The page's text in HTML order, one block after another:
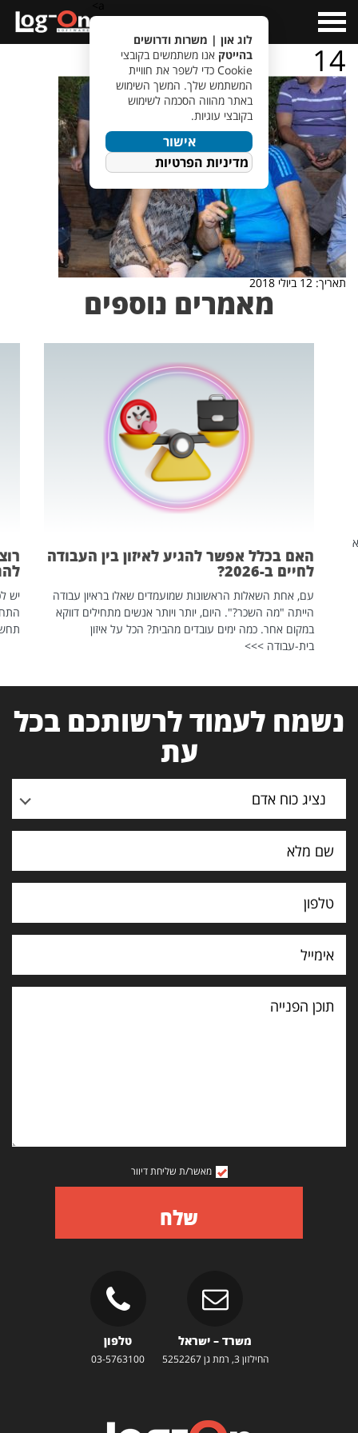
Menu
14
תאריך: 12 ביולי 2018
מאמרים נוספים
האם בכלל אפשר להגיע לאיזון בין העבודה
לחיים ב-2026?
עם, אחת השאלות הראשונות שמועמדים שאלו בראיון עבודה
הייתה "מה השכר?". היום, יותר ויותר אנשים מתחילים דווקא
במקום אחר. כמה ימים עובדים מהבית? הכל על איזון
בית-עבודה >>>
יש
נשמח לעמוד לרשותכם בכל
עת
נציג כוח אדם
תוכן
הפנייה
מאשר/ת שליחת דיוור
שלח
משרד – ישראל
החילזון 3, רמת גן 5252267
טלפון
03-5763100
לוג און | משרות ודרושים
בהייטק אנו משתמשים בקובצי
Cookie כדי לשפר את חוויית
המשתמש שלך. המשך השימוש
באתר מהווה הסכמה לשימוש
בקובצי עוגיות.
אישור
מדיניות הפרטיות